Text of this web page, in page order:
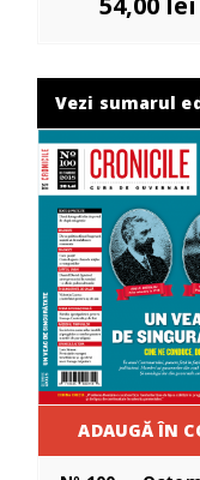
Vezi sumarul
ADAUGĂ ÎN